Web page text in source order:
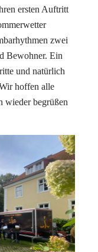
ersten Auftritt
zwei
Bewohner. Ein
und natürlich
hoffen alle
wieder begrüßen